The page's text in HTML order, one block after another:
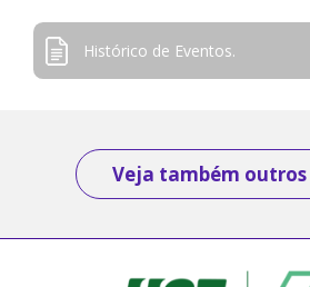
Histórico de Eventos.
Veja também outros